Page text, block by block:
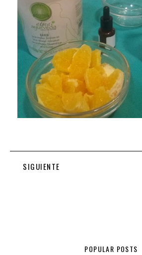
SIGUIENTE
POPULAR POSTS